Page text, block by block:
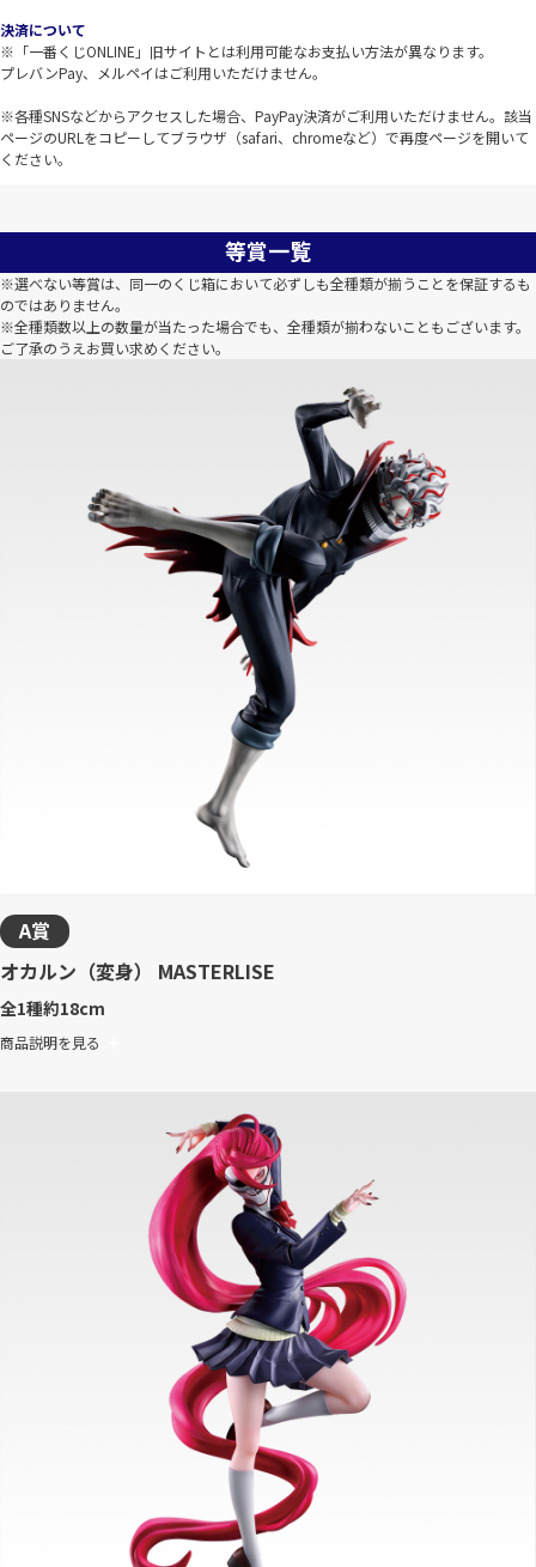
決済について
※「一番くじONLINE」旧サイトとは利用可能なお支払い方法が異なります。
プレバンPay、メルペイはご利用いただけません。
※各種SNSなどからアクセスした場合、PayPay決済がご利用いただけません。該当
ページのURLをコピーしてブラウザ（safari、chromeなど）で再度ページを開いて
ください。
等賞一覧
※選べない等賞は、同一のくじ箱において必ずしも全種類が揃うことを保証するも
のではありません。
※全種類数以上の数量が当たった場合でも、全種類が揃わないこともございます。
ご了承のうえお買い求めください。
A賞
オカルン（変身） MASTERLISE
全1種約18cm
商品説明を見る